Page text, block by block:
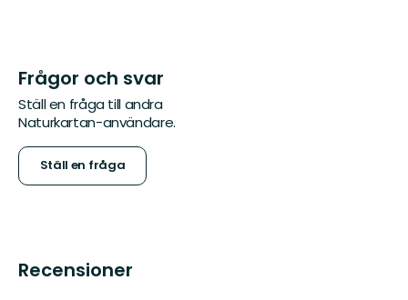
Frågor och svar
Ställ en fråga till andra
Naturkartan-användare.
Ställ en fråga
Recensioner